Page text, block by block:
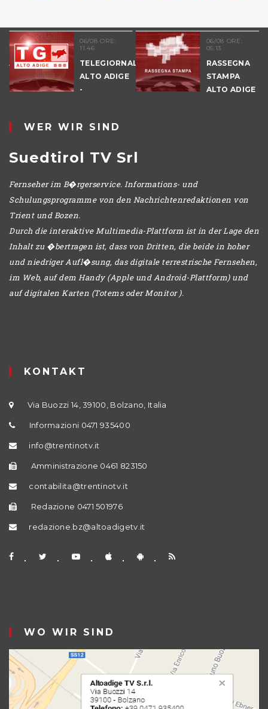
06/08 ORE:
11.46
TELEGIORNALE
ALTO ADIGE
-
06/08 ORE:
05.13
RASSEGNA
STAMPA
ALTO ADIGE
WER WIR SIND
Suedtirol TV Srl
Fernseher im B�rgerservice. Informations- und
Schulungsprogramme von den Nachrichtenredaktionen von
Trient und Bozen.
Durch die interaktive Multimedia-Plattform ist in der Lage den
Inhalt zu �bertragen ist, dass von Dritten, die beide in hoher
und niedriger Aufl�sung, das digitale terrestrische Fernsehen,
im Web, auf dem Handy (Apple und Android-Plattform) und
auf digitalen Karten (Totems oder Monitor ).
KONTAKT
Via Buozzi 14, 39100, Bolzano, Italia
Informazioni 0471 935400
info@trentinotv.it
Amministrazione 0461 823150
contabilita@trentinotv.it
Redazione 0471 501976
redazione.bz@altoadigetv.it
WO WIR SIND